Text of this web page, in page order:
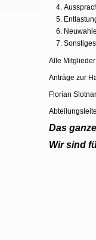
Sonstiges
Alle
Anträge zur
Florian
Das
Wir sind